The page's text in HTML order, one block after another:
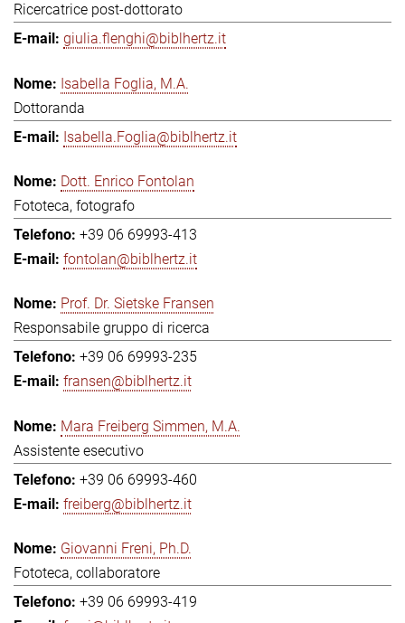
Ricercatrice post-dottorato
giulia.flenghi@biblhertz.it
Isabella Foglia, M.A.
Dottoranda
Isabella.Foglia@biblhertz.it
Dott. Enrico Fontolan
Fototeca, fotografo
+39 06 69993-413
fontolan@biblhertz.it
Prof. Dr. Sietske Fransen
Responsabile gruppo di ricerca
+39 06 69993-235
fransen@biblhertz.it
Mara Freiberg Simmen, M.A.
Assistente esecutivo
+39 06 69993-460
freiberg@biblhertz.it
Giovanni Freni, Ph.D.
Fototeca, collaboratore
+39 06 69993-419